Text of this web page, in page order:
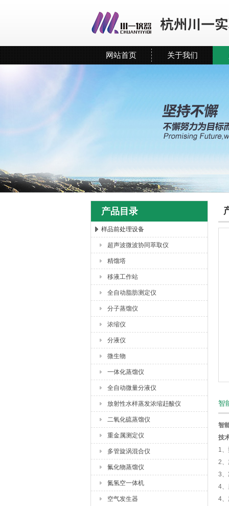
杭州川一实验仪器有限公司
网站首页 关于我们
产品目录
样品前处理设备
超声波微波协同萃取仪
精馏塔
移液工作站
全自动脂肪测定仪
分子蒸馏仪
浓缩仪
分液仪
微生物
一体化蒸馏仪
全自动微量分液仪
放射性水样蒸发浓缩赶酸仪
二氧化硫蒸馏仪
重金属测定仪
多管旋涡混合仪
氟化物蒸馏仪
氮氢空一体机
空气发生器
智
智
技
1
2、
3、
4
4、